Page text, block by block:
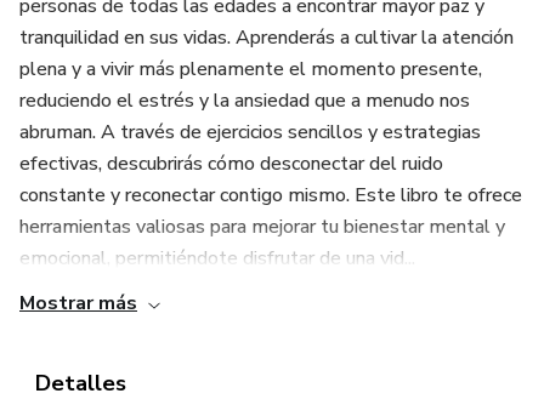
personas de todas las edades a encontrar mayor paz y
tranquilidad en sus vidas. Aprenderás a cultivar la atención
plena y a vivir más plenamente el momento presente,
reduciendo el estrés y la ansiedad que a menudo nos
abruman. A través de ejercicios sencillos y estrategias
efectivas, descubrirás cómo desconectar del ruido
constante y reconectar contigo mismo. Este libro te ofrece
herramientas valiosas para mejorar tu bienestar mental y
emocional, permitiéndote disfrutar de una vid...
Mostrar más
Detalles